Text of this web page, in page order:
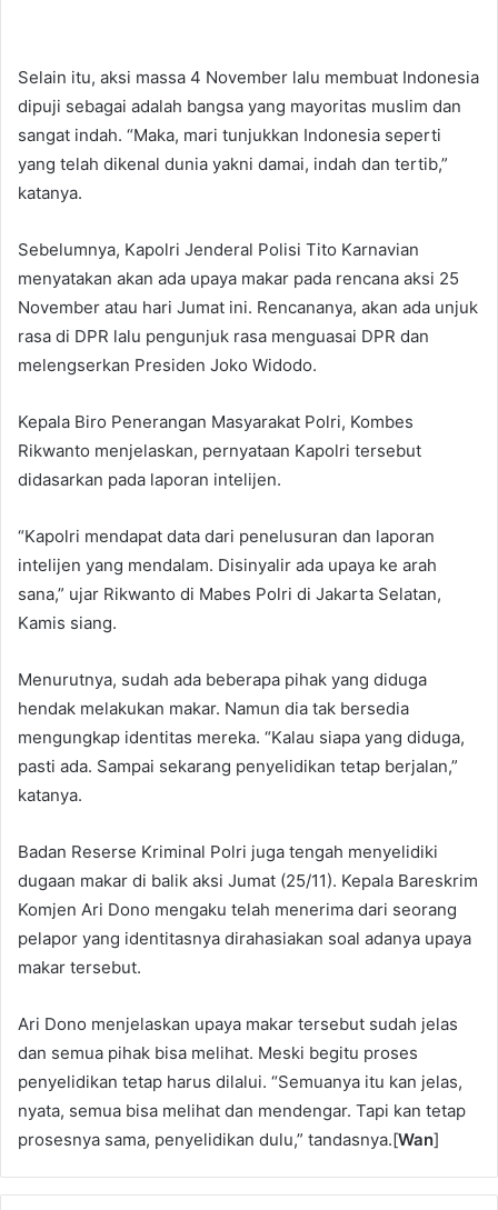
Selain itu, aksi massa 4 November lalu membuat Indonesia
dipuji sebagai adalah bangsa yang mayoritas muslim dan
sangat indah. “Maka, mari tunjukkan Indonesia seperti
yang telah dikenal dunia yakni damai, indah dan tertib,”
katanya.
Sebelumnya, Kapolri Jenderal Polisi Tito Karnavian
menyatakan akan ada upaya makar pada rencana aksi 25
November atau hari Jumat ini. Rencananya, akan ada unjuk
rasa di DPR lalu pengunjuk rasa menguasai DPR dan
melengserkan Presiden Joko Widodo.
Kepala Biro Penerangan Masyarakat Polri, Kombes
Rikwanto menjelaskan, pernyataan Kapolri tersebut
didasarkan pada laporan intelijen.
“Kapolri mendapat data dari penelusuran dan laporan
intelijen yang mendalam. Disinyalir ada upaya ke arah
sana,” ujar Rikwanto di Mabes Polri di Jakarta Selatan,
Kamis siang.
Menurutnya, sudah ada beberapa pihak yang diduga
hendak melakukan makar. Namun dia tak bersedia
mengungkap identitas mereka. “Kalau siapa yang diduga,
pasti ada. Sampai sekarang penyelidikan tetap berjalan,”
katanya.
Badan Reserse Kriminal Polri juga tengah menyelidiki
dugaan makar di balik aksi Jumat (25/11). Kepala Bareskrim
Komjen Ari Dono mengaku telah menerima dari seorang
pelapor yang identitasnya dirahasiakan soal adanya upaya
makar tersebut.
Ari Dono menjelaskan upaya makar tersebut sudah jelas
dan semua pihak bisa melihat. Meski begitu proses
penyelidikan tetap harus dilalui. “Semuanya itu kan jelas,
nyata, semua bisa melihat dan mendengar. Tapi kan tetap
prosesnya sama, penyelidikan dulu,” tandasnya.[Wan]